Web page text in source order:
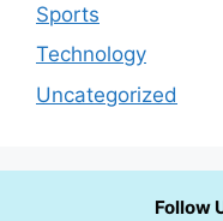
Sports
Technology
Uncategorized
Follow